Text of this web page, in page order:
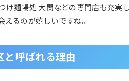
け麺場処 大関などの専門店も充実
るのが嬉しいですね。
と呼ばれる理由